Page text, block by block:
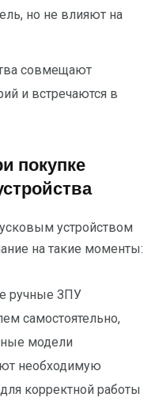
но не влияют на
совмещают
и встречаются в
покупке
устройством
на такие моменты:
ручные ЗПУ
самостоятельно,
модели
необходимую
корректной работы